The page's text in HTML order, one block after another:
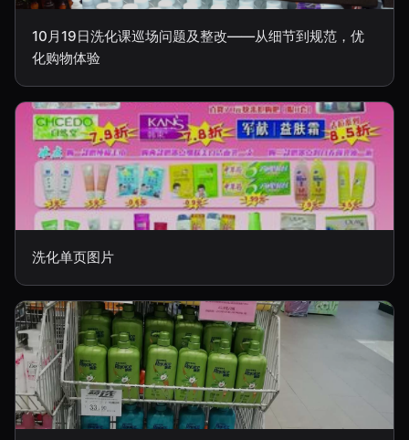
10月19日洗化课巡场问题及整改——从细节到规范，优
化购物体验
洗化单页图片